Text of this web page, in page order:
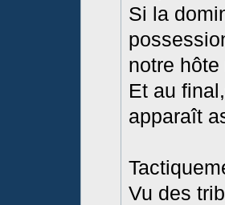
Si la
notre
Et au
apparaît
Vu des